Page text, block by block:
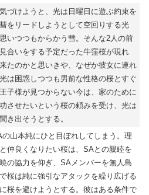
づけようと、光は日曜日に遊ぶ約束を
をリードしようとして空回りする光
いつつもからかう彗。そんな2人の前
合いをする予定だった牛窪桜が現れ
たのかと思いきや、なぜか彼女に連れ
は困惑しつつも男前な性格の桜とすぐ
子様が見つからない今は、家のために
させたいという桜の頼みを受け、光は
き出そうとする。
山本純にひと目ぼれしてしまう。理
仲良くなりたい桜は、SAとの親睦を
の協力を仰ぎ、SAメンバーを無人島
桜は純に強引なアタックを繰り広げる
桜を避けようとする。彼はある条件で